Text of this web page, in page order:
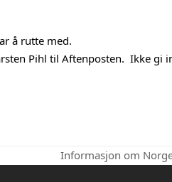
å rutte med.
Pihl til Aftenposten. Ikke gi
next
Informasjon om